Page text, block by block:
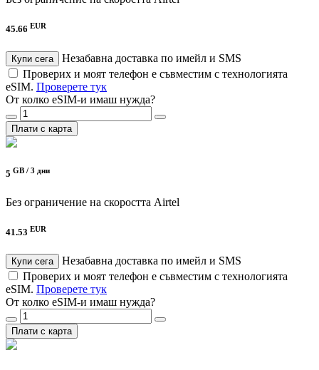
45.66 EUR
Купи сега
Незабавна доставка по имейл и SMS
Проверих и моят телефон е съвместим с технологията
eSIM. Проверете тук
От колко eSIM-и имаш нужда?
Плати с карта
5 GB / 3 дни
Без ограничение на скоростта Airtel
41.53 EUR
Купи сега
Незабавна доставка по имейл и SMS
Проверих и моят телефон е съвместим с технологията
eSIM. Проверете тук
От колко eSIM-и имаш нужда?
Плати с карта